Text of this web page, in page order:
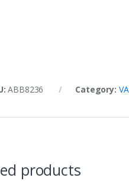
ABB8236 Category:
products